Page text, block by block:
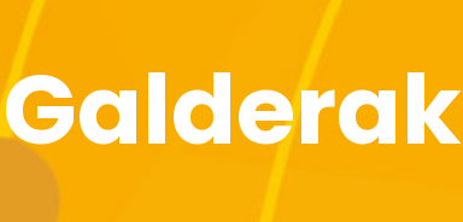
Galderak